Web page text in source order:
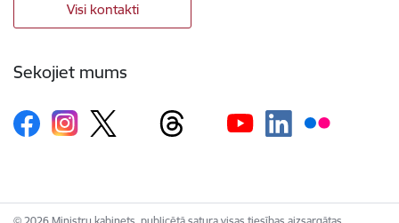
Visi kontakti
Sekojiet mums